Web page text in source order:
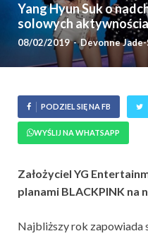
Yang Hyun Suk o
solowych
08/02/2019-Devonne Jade-
PODZIEL SIĘ NA FB
WYŚLIJ NA WHATSAPP
Założyciel YG
planami BLACKPINK na
Najbliższy rok zapowiada